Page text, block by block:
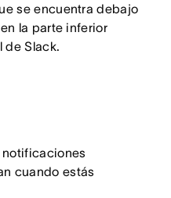
se encuentra debajo
la parte inferior
de Slack.
notificaciones
cuando estás